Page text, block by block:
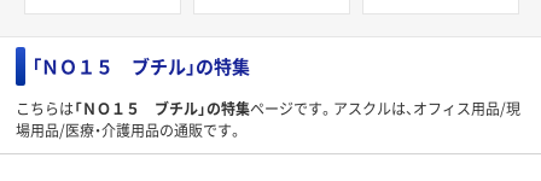
「ＮＯ１５ ブチル」の特集
こちらは「ＮＯ１５ ブチル」の特集ページです。アスクルは、オフィス用品/現
場用品/医療・介護用品の通販です。